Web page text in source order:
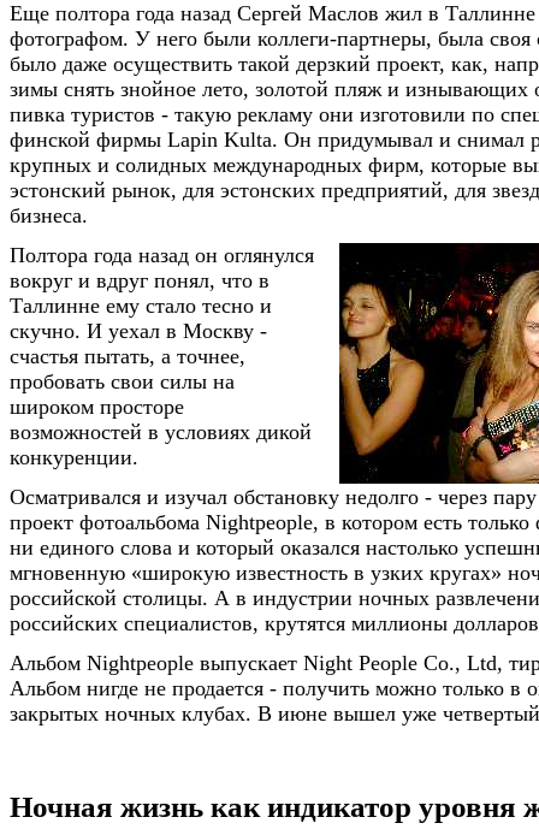
Еще полтора года назад Сергей Маслов жил в
фотографом. У него были коллеги-партнеры, была своя
было даже осуществить такой дерзкий проект, как,
зимы снять знойное лето, золотой пляж и изнывающих
пивка туристов - такую рекламу они изготовили по
финской фирмы Lapin Kulta. Он придумывал и снимал
крупных и солидных международных фирм, которые
эстонский рынок, для эстонских предприятий, для
бизнеса.
Полтора года назад он оглянулся
вокруг и вдруг понял, что в
Таллинне ему стало тесно и
скучно. И уехал в Москву -
счастья пытать, а точнее,
пробовать свои силы на
широком просторе
возможностей в условиях дикой
конкуренции.
Осматривался и изучал обстановку недолго - через
проект фотоальбома Nightpeople, в котором есть
ни единого слова и который оказался настолько
мгновенную «широкую известность в узких кругах»
российской столицы. А в индустрии ночных
российских специалистов, крутятся миллионы
Альбом Nightpeople выпускает Night People Co., Ltd,
Альбом нигде не продается - получить можно только в
закрытых ночных клубах. В июне вышел уже
Ночная жизнь как индикатор уровня